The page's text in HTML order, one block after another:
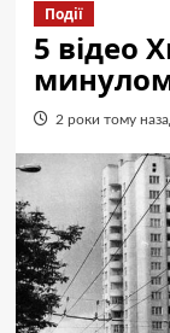
Події
5 відео
2 роки тому